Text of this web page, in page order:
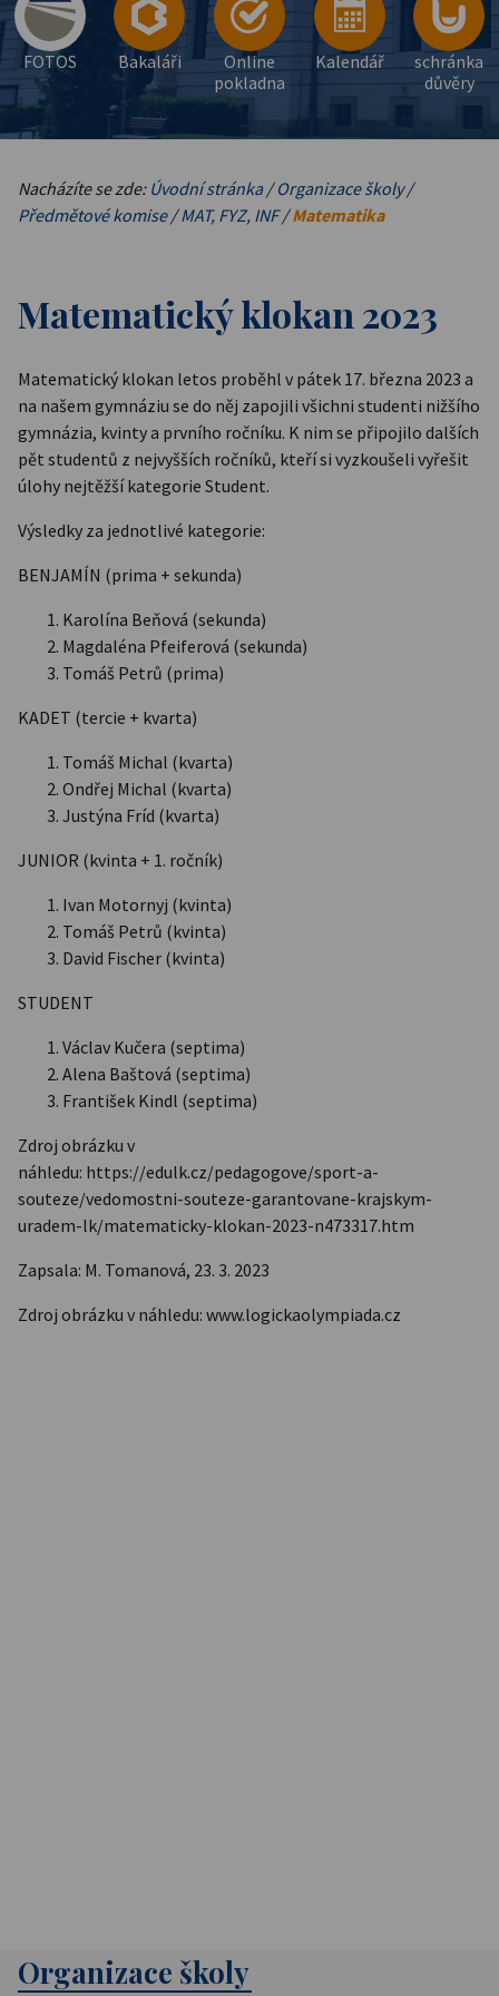
FOTOS Bakaláři
Online
pokladna
Kalendář
schránka
důvěry
Nacházíte se zde: Úvodní stránka/Organizace školy/
Předmětové komise/MAT, FYZ, INF/Matematika
Matematický klokan 2023
Matematický klokan letos proběhl v pátek 17. března 2023 a
na našem gymnáziu se do něj zapojili všichni studenti nižšího
gymnázia, kvinty a prvního ročníku. K nim se připojilo dalších
pět studentů z nejvyšších ročníků, kteří si vyzkoušeli vyřešit
úlohy nejtěžší kategorie Student.
Výsledky za jednotlivé kategorie:
BENJAMÍN (prima + sekunda)
Karolína Beňová (sekunda)
Magdaléna Pfeiferová (sekunda)
Tomáš Petrů (prima)
KADET (tercie + kvarta)
Tomáš Michal (kvarta)
Ondřej Michal (kvarta)
Justýna Fríd (kvarta)
JUNIOR (kvinta + 1. ročník)
Ivan Motornyj (kvinta)
Tomáš Petrů (kvinta)
David Fischer (kvinta)
STUDENT
Václav Kučera (septima)
Alena Baštová (septima)
František Kindl (septima)
Zdroj obrázku v
náhledu: https://edulk.cz/pedagogove/sport-a-
souteze/vedomostni-souteze-garantovane-krajskym-
uradem-lk/matematicky-klokan-2023-n473317.htm
Zapsala: M. Tomanová, 23. 3. 2023
Zdroj obrázku v náhledu: www.logickaolympiada.cz
Organizace školy